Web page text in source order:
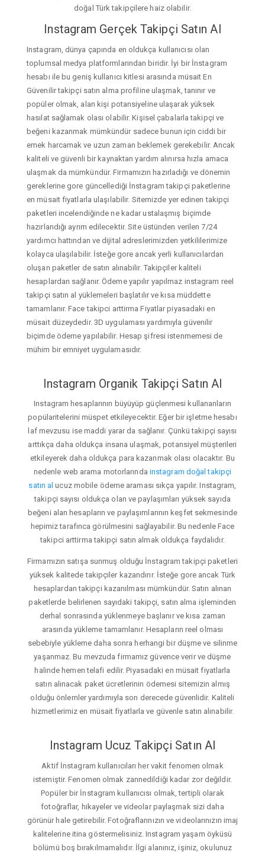
doğal Türk takipçilere haiz olabilir.
Instagram Gerçek Takipçi Satın Al
Instagram, dünya çapında en oldukça kullanıcısı olan
toplumsal medya platformlarından biridir. İyi bir İnstagram
hesabı ile bu geniş kullanıcı kitlesi arasında müsait En
Güvenilir takipçi satın alma profiline ulaşmak, tanınır ve
popüler olmak, alan kişi potansiyeline ulaşarak yüksek
hasılat sağlamak olası olabilir. Kişisel çabalarla takipçi ve
beğeni kazanmak mümkündür sadece bunun için ciddi bir
emek harcamak ve uzun zaman beklemek gerekebilir. Ancak
kaliteli ve güvenli bir kaynaktan yardım alınırsa hızla amaca
ulaşmak da mümkündür. Firmamızın hazırladığı ve dönemin
gereklerine gore güncellediği İnstagram takipçi paketlerine
en müsait fiyatlarla ulaşılabilir. Sitemizde yer edinen takipçi
paketleri incelendiğinde ne kadar ustalaşmış biçimde
hazırlandığı ayrım edilecektir. Site üstünden verilen 7/24
yardımcı hattından ve dijital adreslerimizden yetkililerimize
kolayca ulaşılabilir. İsteğe gore ancak yerli kullanıcılardan
oluşan paketler de satın alınabilir. Takipçiler kaliteli
hesaplardan sağlanır. Ödeme yapılır yapılmaz instagram reel
takipçi satın al yüklemeleri başlatılır ve kısa müddette
tamamlanır. Face takipci arttirma Fiyatlar piyasadaki en
müsait düzeydedir. 3D uygulaması yardımıyla güvenilir
biçimde ödeme yapılabilir. Hesap şifresi istenmemesi de
mühim bir emniyet uygulamasıdır.
Instagram Organik Takipçi Satın Al
Instagram hesaplarının büyüyüp güçlenmesi kullananların
popülaritelerini müspet etkileyecektir. Eğer bir işletme hesabı
laf mevzusu ise maddi yarar da sağlanır. Çünkü takipçi sayısı
arttıkça daha oldukça insana ulaşmak, potansiyel müşterileri
etkileyerek daha oldukça para kazanmak olası olacaktır. Bu
nedenle web arama motorlarında instagram doğal takipçi
satın al ucuz mobile ödeme araması sıkça yapılır. Instagram,
takipçi sayısı oldukça olan ve paylaşımları yüksek sayıda
beğeni alan hesapların ve paylaşımlarının keşfet sekmesinde
hepimiz tarafınca görülmesini sağlayabilir. Bu nedenle Face
takipci arttirma takipçi satın almak oldukça faydalıdır.
Firmamızın satışa sunmuş olduğu İnstagram takipçi paketleri
yüksek kalitede takipçiler kazandırır. İsteğe gore ancak Türk
hesaplardan takipçi kazanılması mümkündür. Satın alınan
paketlerde belirlenen sayıdaki takipçi, satın alma işleminden
derhal sonrasında yüklenmeye başlanır ve kısa zaman
arasında yükleme tamamlanır. Hesapların reel olması
sebebiyle yükleme daha sonra herhangi bir düşme ve silinme
yaşanmaz. Bu mevzuda firmamız güvence verir ve düşme
halinde hemen telafi edilir. Piyasadaki en müsait fiyatlarla
satın alınacak paket ücretlerinin ödemesi sitemizin almış
olduğu önlemler yardımıyla son derecede güvenlidir. Kaliteli
hizmetlerimiz en müsait fiyatlarla ve güvenle satın alınabilir.
Instagram Ucuz Takipçi Satın Al
Aktif İnstagram kullanıcıları her vakit fenomen olmak
istemiştir. Fenomen olmak zannedildiği kadar zor değildir.
Popüler bir İnstagram kullanıcısı olmak, tertipli olarak
fotoğraflar, hikayeler ve videolar paylaşmak sizi daha
görünür hale getirebilir. Fotoğraflarınızın ve videolarınızın imaj
kalitelerine itina göstermelisiniz. Instagram yaşam öyküsü
bölümü boş bırakılmamalıdır. İlgi alanınız, işiniz, okulunuz